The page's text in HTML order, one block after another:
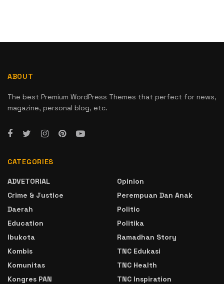
ABOUT
The best Premium WordPress Themes that perfect for news,
magazine, personal blog, etc.
CATEGORIES
ADVETORIAL
Crime & Justice
Daerah
Education
Ibukota
Kombis
Komunitas
Kongres PAN
Opinion
Perempuan Dan Anak
Politic
Politika
Ramadhan Story
TNC Edukasi
TNC Health
TNC Inspiration